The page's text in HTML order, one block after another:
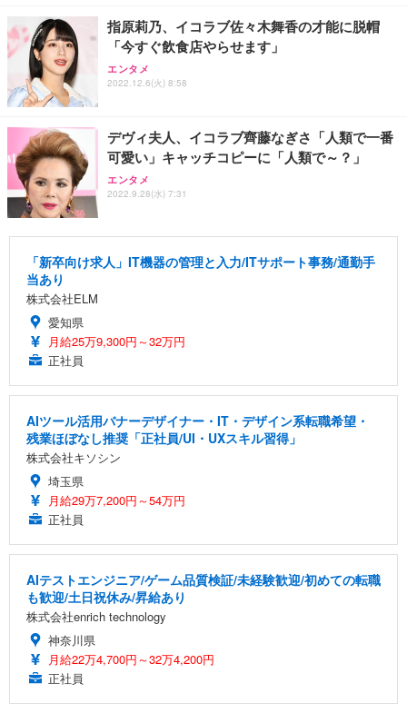
指原莉乃、イコラブ佐々木舞香の才能に脱帽
「今すぐ飲食店やらせます」
エンタメ
2022.12.6(火) 8:58
デヴィ夫人、イコラブ齊藤なぎさ「人類で一番
可愛い」キャッチコピーに「人類で～？」
エンタメ
2022.9.28(水) 7:31
「新卒向け求人」IT機器の管理と入力/ITサポート事務/通勤手
当あり
株式会社ELM
愛知県
月給25万9,300円～32万円
正社員
AIツール活用バナーデザイナー・IT・デザイン系転職希望・
残業ほぼなし推奨「正社員/UI・UXスキル習得」
株式会社キソシン
埼玉県
月給29万7,200円～54万円
正社員
AIテストエンジニア/ゲーム品質検証/未経験歓迎/初めての転職
も歓迎/土日祝休み/昇給あり
株式会社enrich technology
神奈川県
月給22万4,700円～32万4,200円
正社員